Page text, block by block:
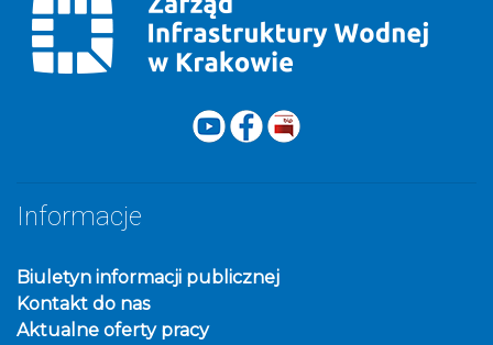
Informacje
Biuletyn informacji publicznej
Kontakt do nas
Aktualne oferty pracy